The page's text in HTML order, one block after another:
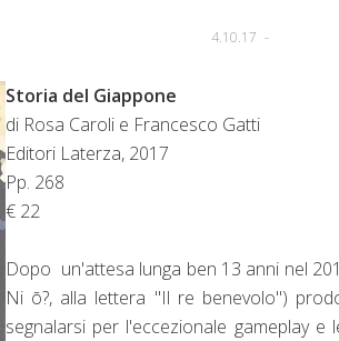
4.10.17 -
Storia del Giappone
di Rosa Caroli e Francesco Gatti
Editori Laterza, 2017
Pp. 268
€ 22
Dopo un'attesa lunga ben 13 anni nel
Ni ō?, alla lettera "Il re benevolo")
segnalarsi per l'eccezionale gameplay